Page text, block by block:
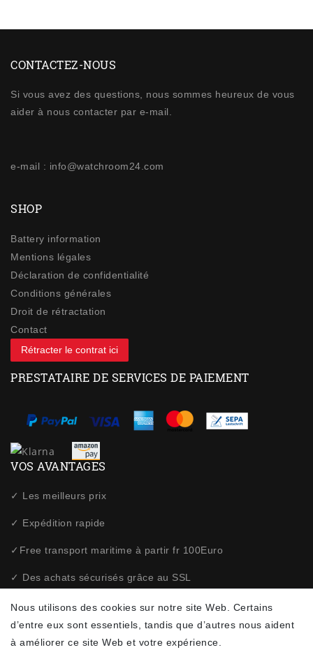
CONTACTEZ-NOUS
Si vous avez des questions, nous sommes heureux de vous
aider à nous contacter par e-mail.
e-mail : info@watchroom24.com
SHOP
Battery information
Mentions légales
Déclaration de confidentialité
Conditions générales
Droit de rétractation
Contact
Rétracter le contrat ici
PRESTATAIRE DE SERVICES DE PAIEMENT
VOS AVANTAGES
✓ Les meilleurs prix
✓ Expédition rapide
✓Free transport maritime à partir fr 100Euro
✓ Des achats sécurisés grâce au SSL
✓ Politique de confidentialité
NEWSLETTER
Nous utilisons des cookies sur notre site Web. Certains
d’entre eux sont essentiels, tandis que d’autres nous aident
à améliorer ce site Web et votre expérience.